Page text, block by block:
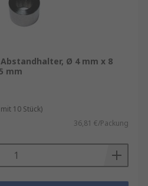
Abstandhalter, Ø 4 mm x 8
mm
10 Stück)
36,81 €/Packung